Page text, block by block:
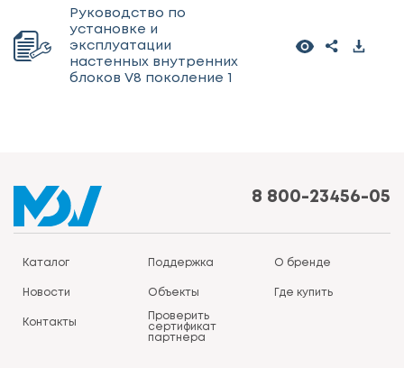
Руководство по
установке и
эксплуатации
настенных внутренних
блоков V8 поколение 1
8 800-23456-05
Каталог Поддержка О бренде
Новости Объекты Где купить
Контакты
Проверить
сертификат
партнера